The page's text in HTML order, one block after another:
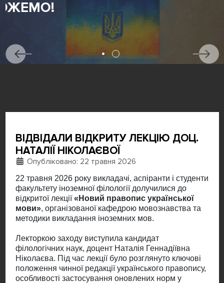
ВІДВІДАЛИ ВІДКРИТУ ЛЕКЦІЮ ДОЦ.
НАТАЛІЇ НІКОЛАЄВОЇ
Деталі
Опубліковано: 22 травня 2026
22 травня 2026 року викладачі, аспіранти і студенти
факультету іноземної філології долучилися до
відкритої лекції«Новий правопис української
мови», організованої кафедрою мовознавства та
методики викладання іноземних мов.
Лекторкою заходу виступила кандидат
філологічних наук, доцент Наталія Геннадіївна
Ніколаєва. Під час лекції було розглянуто ключові
положення чинної редакції українського правопису,
особливості застосування оновлених норм у